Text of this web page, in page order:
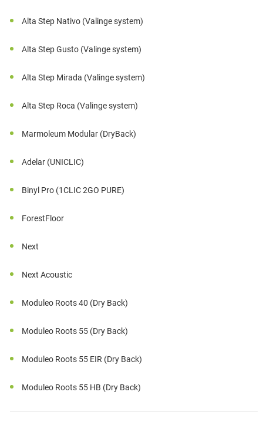
Alta Step Nativo (Valinge system)
Alta Step Gusto (Valinge system)
Alta Step Mirada (Valinge system)
Alta Step Roca (Valinge system)
Marmoleum Modular (DryBack)
Adelar (UNICLIC)
Binyl Pro (1CLIC 2GO PURE)
ForestFloor
Next
Next Acoustic
Moduleo Roots 40 (Dry Back)
Moduleo Roots 55 (Dry Back)
Moduleo Roots 55 EIR (Dry Back)
Moduleo Roots 55 HB (Dry Back)